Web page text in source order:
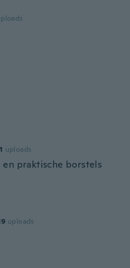
uploads
praktische borstels
uploads